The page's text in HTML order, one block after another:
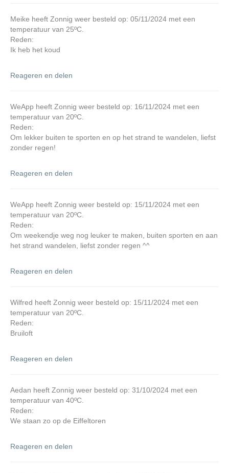
Meike heeft Zonnig weer besteld op: 05/11/2024 met een
temperatuur van 25ºC.
Reden:
Ik heb het koud
Reageren en delen
WeApp heeft Zonnig weer besteld op: 16/11/2024 met een
temperatuur van 20ºC.
Reden:
Om lekker buiten te sporten en op het strand te wandelen, liefst
zonder regen!
Reageren en delen
WeApp heeft Zonnig weer besteld op: 15/11/2024 met een
temperatuur van 20ºC.
Reden:
Om weekendje weg nog leuker te maken, buiten sporten en aan
het strand wandelen, liefst zonder regen ^^
Reageren en delen
Wilfred heeft Zonnig weer besteld op: 15/11/2024 met een
temperatuur van 20ºC.
Reden:
Bruiloft
Reageren en delen
Aedan heeft Zonnig weer besteld op: 31/10/2024 met een
temperatuur van 40ºC.
Reden:
We staan zo op de Eiffeltoren
Reageren en delen